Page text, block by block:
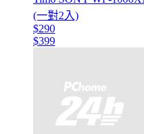
(一對2入)
$290
$399